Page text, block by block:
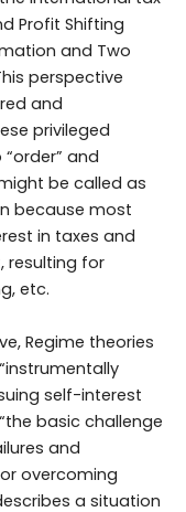
Profit Shifting
and Two
perspective
and
privileged
and
be called as
because most
in taxes and
resulting for
etc.
Regime theories
self-interest
basic challenge
and
overcoming
a situation